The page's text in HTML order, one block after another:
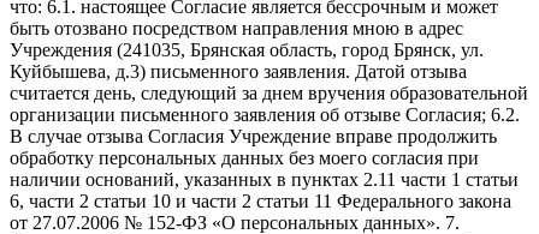
что: 6.1. настоящее Согласие является бессрочным и может
быть отозвано посредством направления мною в адрес
Учреждения (241035, Брянская область, город Брянск, ул.
Куйбышева, д.3) письменного заявления. Датой отзыва
считается день, следующий за днем вручения образовательной
организации письменного заявления об отзыве Согласия; 6.2.
В случае отзыва Согласия Учреждение вправе продолжить
обработку персональных данных без моего согласия при
наличии оснований, указанных в пунктах 2.11 части 1 статьи
6, части 2 статьи 10 и части 2 статьи 11 Федерального закона
от 27.07.2006 № 152-ФЗ «О персональных данных». 7.